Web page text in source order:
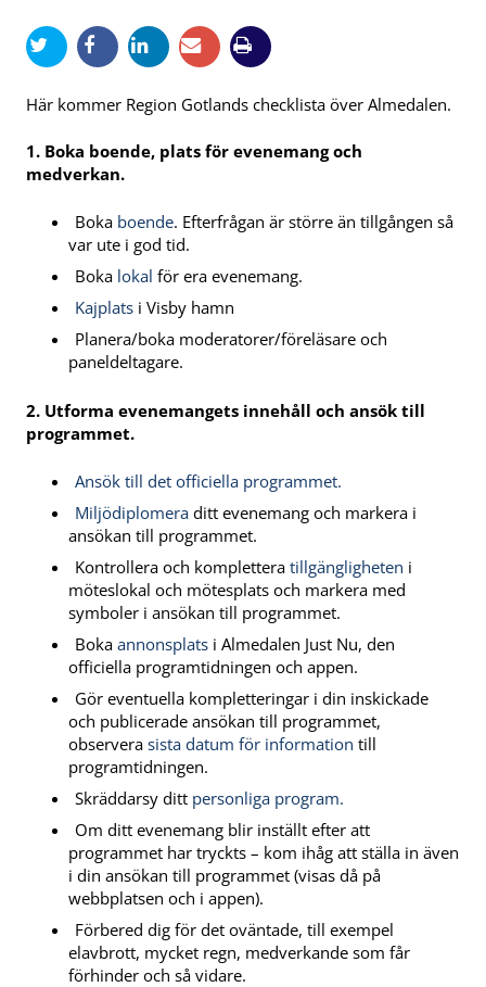
Här kommer Region Gotlands checklista över Almedalen.
1. Boka boende, plats för evenemang och
medverkan.
Boka boende. Efterfrågan är större än tillgången så
var ute i god tid.
Boka lokal för era evenemang.
Kajplats i Visby hamn
Planera/boka moderatorer/föreläsare och
paneldeltagare.
2. Utforma evenemangets innehåll och ansök till
programmet.
Ansök till det officiella programmet.
Miljödiplomera ditt evenemang och markera i
ansökan till programmet.
Kontrollera och kompletteratillgängligheten i
möteslokal och mötesplats och markera med
symboler i ansökan till programmet.
Bokaannonsplats i Almedalen Just Nu, den
officiella programtidningen och appen.
Gör eventuella kompletteringar i din inskickade
och publicerade ansökan till programmet,
observerasista datum för information till
programtidningen.
Skräddarsy ditt personliga program.
Om ditt evenemang blir inställt efter att
programmet har tryckts – kom ihåg att ställa in även
i din ansökan till programmet (visas då på
webbplatsen och i appen).
Förbered dig för det oväntade, till exempel
elavbrott, mycket regn, medverkande som får
förhinder och så vidare.